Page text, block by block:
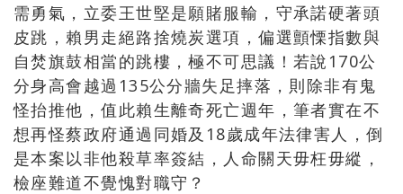
需勇氣，立委王世堅是願賭服輸，守承諾硬著頭
皮跳，賴男走絕路捨燒炭選項，偏選顫慄指數與
自焚旗鼓相當的跳樓，極不可思議！若說170公
分身高會越過135公分牆失足摔落，則除非有鬼
怪抬推他，值此賴生離奇死亡週年，筆者實在不
想再怪蔡政府通過同婚及18歲成年法律害人，倒
是本案以非他殺草率簽結，人命關天毋枉毋縱，
檢座難道不覺愧對職守？